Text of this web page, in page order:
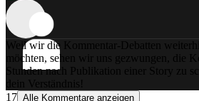
Weil wir die Kommentar-Debatten
möchten, sehen wir uns gezwungen, die
Stunden nach Publikation einer Story zu
dein Verständnis!
17 Alle Kommentare anzeigen